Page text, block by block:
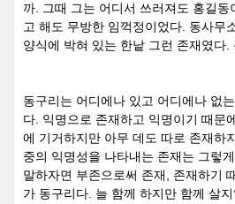
까. 그때 그는 어디서 쓰러져도 홍길
고 해도 무방한 임꺽정이었다. 동사무
양식에 박혀 있는 한낱 그런 존재였다.
동구리는 어디에나 있고 어디에나 없
다. 익명으로 존재하고 익명이기 때문
에 기거하지만 아무 데도 따로 존재하
중의 익명성을 나타내는 존재는 그렇
말하자면 부존으로써 존재, 존재하기
가 동구리다. 늘 함께 하지만 함께 살